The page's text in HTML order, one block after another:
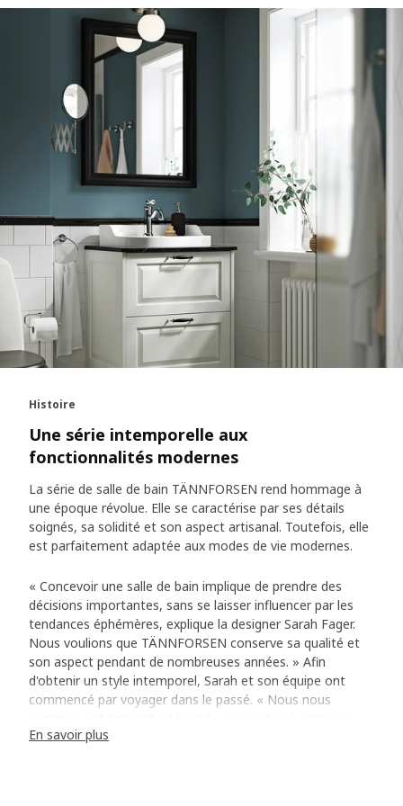
Histoire
Une série intemporelle aux
fonctionnalités modernes
La série de salle de bain TÄNNFORSEN rend hommage à
une époque révolue. Elle se caractérise par ses détails
soignés, sa solidité et son aspect artisanal. Toutefois, elle
est parfaitement adaptée aux modes de vie modernes.
« Concevoir une salle de bain implique de prendre des
décisions importantes, sans se laisser influencer par les
tendances éphémères, explique la designer Sarah Fager.
Nous voulions que TÄNNFORSEN conserve sa qualité et
son aspect pendant de nombreuses années. » Afin
d'obtenir un style intemporel, Sarah et son équipe ont
commencé par voyager dans le passé. « Nous nous
d'autrefois, qui nous ont servi d'inspiration pour l'avant et
En savoir plus